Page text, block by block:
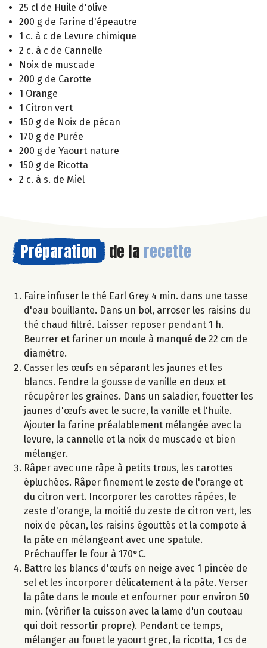
25 cl de Huile d'olive
200 g de Farine d'épeautre
1 c. à c de Levure chimique
2 c. à c de Cannelle
Noix de muscade
200 g de Carotte
1 Orange
1 Citron vert
150 g de Noix de pécan
170 g de Purée
200 g de Yaourt nature
150 g de Ricotta
2 c. à s. de Miel
Préparation de la recette
Faire infuser le thé Earl Grey 4 min. dans une tasse
d'eau bouillante. Dans un bol, arroser les raisins du
thé chaud filtré. Laisser reposer pendant 1 h.
Beurrer et fariner un moule à manqué de 22 cm de
diamètre.
Casser les œufs en séparant les jaunes et les
blancs. Fendre la gousse de vanille en deux et
récupérer les graines. Dans un saladier, fouetter les
jaunes d'œufs avec le sucre, la vanille et l'huile.
Ajouter la farine préalablement mélangée avec la
levure, la cannelle et la noix de muscade et bien
mélanger.
Râper avec une râpe à petits trous, les carottes
épluchées. Râper finement le zeste de l'orange et
du citron vert. Incorporer les carottes râpées, le
zeste d'orange, la moitié du zeste de citron vert, les
noix de pécan, les raisins égouttés et la compote à
la pâte en mélangeant avec une spatule.
Préchauffer le four à 170°C.
Battre les blancs d'œufs en neige avec 1 pincée de
sel et les incorporer délicatement à la pâte. Verser
la pâte dans le moule et enfourner pour environ 50
min. (vérifier la cuisson avec la lame d'un couteau
qui doit ressortir propre). Pendant ce temps,
mélanger au fouet le yaourt grec, la ricotta, 1 cs de